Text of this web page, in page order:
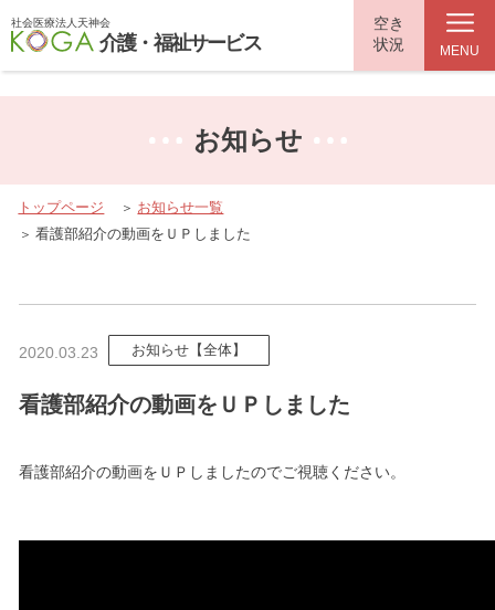
社会医療法人天神会
介護・福祉サービス
空き
状況
MENU
お知らせ
トップページ
お知らせ一覧
看護部紹介の動画をＵＰしました
2020.03.23 お知らせ【全体】
看護部紹介の動画をＵＰしました
看護部紹介の動画をＵＰしましたのでご視聴ください。